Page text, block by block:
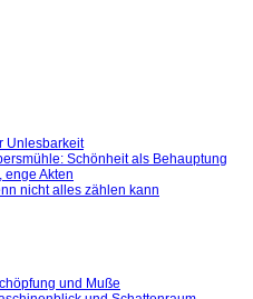
Unlesbarkeit
Schönheit als Behauptung
enge Akten
nicht alles zählen kann
und Muße